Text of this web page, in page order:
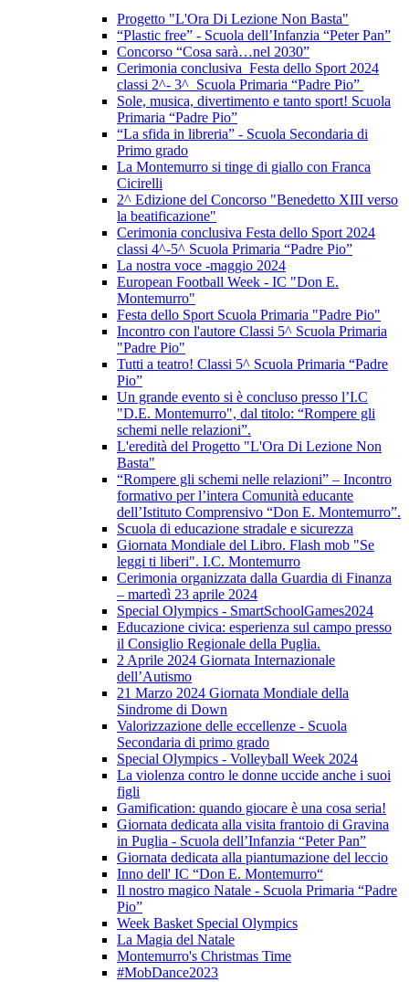
Progetto "L'Ora Di Lezione Non Basta"
“Plastic free” - Scuola dell’Infanzia “Peter Pan”
Concorso “Cosa sarà…nel 2030”
Cerimonia conclusiva Festa dello Sport 2024
classi 2^- 3^ Scuola Primaria “Padre Pio”
Sole, musica, divertimento e tanto sport! Scuola
Primaria “Padre Pio”
“La sfida in libreria” - Scuola Secondaria di
Primo grado
La Montemurro si tinge di giallo con Franca
Cicirelli
2^ Edizione del Concorso "Benedetto XIII verso
la beatificazione"
Cerimonia conclusiva Festa dello Sport 2024
classi 4^-5^ Scuola Primaria “Padre Pio”
La nostra voce -maggio 2024
European Football Week - IC "Don E.
Montemurro"
Festa dello Sport Scuola Primaria "Padre Pio"
Incontro con l'autore Classi 5^ Scuola Primaria
"Padre Pio"
Tutti a teatro! Classi 5^ Scuola Primaria “Padre
Pio”
Un grande evento si è concluso presso l’I.C
"D.E. Montemurro", dal titolo: “Rompere gli
schemi nelle relazioni”.
L'eredità del Progetto "L'Ora Di Lezione Non
Basta"
“Rompere gli schemi nelle relazioni” – Incontro
formativo per l’intera Comunità educante
dell’Istituto Comprensivo “Don E. Montemurro”.
Scuola di educazione stradale e sicurezza
Giornata Mondiale del Libro. Flash mob "Se
leggi ti liberi". I.C. Montemurro
Cerimonia organizzata dalla Guardia di Finanza
– martedì 23 aprile 2024
Special Olympics - SmartSchoolGames2024
Educazione civica: esperienza sul campo presso
il Consiglio Regionale della Puglia.
2 Aprile 2024 Giornata Internazionale
dell’Autismo
21 Marzo 2024 Giornata Mondiale della
Sindrome di Down
Valorizzazione delle eccellenze - Scuola
Secondaria di primo grado
Special Olympics - Volleyball Week 2024
La violenza contro le donne uccide anche i suoi
figli
Gamification: quando giocare è una cosa seria!
Giornata dedicata alla visita frantoio di Gravina
in Puglia - Scuola dell’Infanzia “Peter Pan”
Giornata dedicata alla piantumazione del leccio
Inno dell' IC “Don E. Montemurro“
Il nostro magico Natale - Scuola Primaria “Padre
Pio”
Week Basket Special Olympics
La Magia del Natale
Montemurro's Christmas Time
#MobDance2023